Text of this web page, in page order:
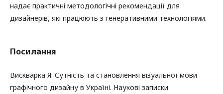
надає практичні методологічні рекомендації для
дизайнерів, які працюють з генеративними технологіями.
Посилання
Вискварка Я. Сутність та становлення візуальної мови
графічного дизайну в Україні. Наукові записки